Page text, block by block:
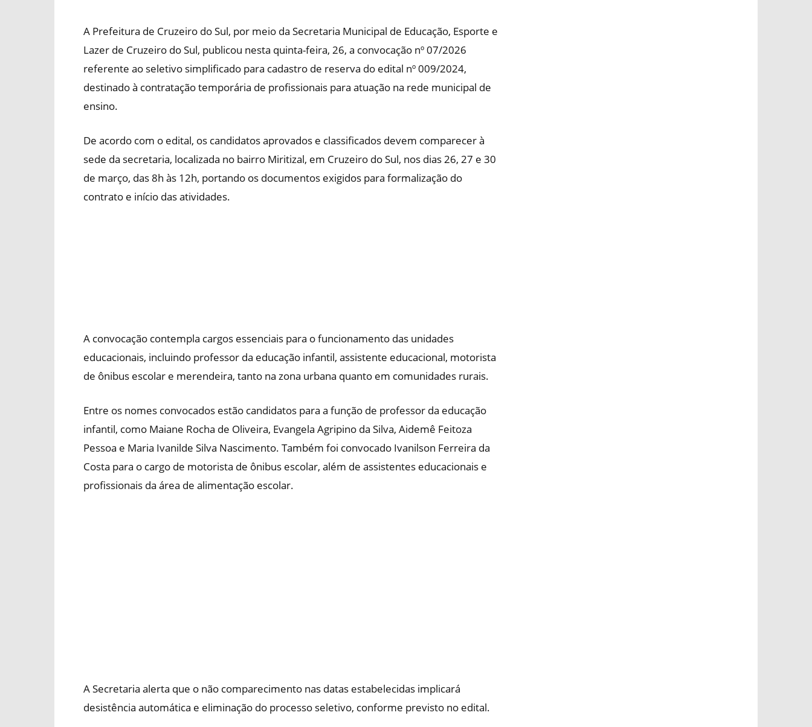
A Prefeitura de Cruzeiro do Sul, por meio da Secretaria Municipal de Educação, Esporte e
Lazer de Cruzeiro do Sul, publicou nesta quinta-feira, 26, a convocação nº 07/2026
referente ao seletivo simplificado para cadastro de reserva do edital nº 009/2024,
destinado à contratação temporária de profissionais para atuação na rede municipal de
ensino.
De acordo com o edital, os candidatos aprovados e classificados devem comparecer à
sede da secretaria, localizada no bairro Miritizal, em Cruzeiro do Sul, nos dias 26, 27 e 30
de março, das 8h às 12h, portando os documentos exigidos para formalização do
contrato e início das atividades.
A convocação contempla cargos essenciais para o funcionamento das unidades
educacionais, incluindo professor da educação infantil, assistente educacional, motorista
de ônibus escolar e merendeira, tanto na zona urbana quanto em comunidades rurais.
Entre os nomes convocados estão candidatos para a função de professor da educação
infantil, como Maiane Rocha de Oliveira, Evangela Agripino da Silva, Aidemê Feitoza
Pessoa e Maria Ivanilde Silva Nascimento. Também foi convocado Ivanilson Ferreira da
Costa para o cargo de motorista de ônibus escolar, além de assistentes educacionais e
profissionais da área de alimentação escolar.
A Secretaria alerta que o não comparecimento nas datas estabelecidas implicará
desistência automática e eliminação do processo seletivo, conforme previsto no edital.